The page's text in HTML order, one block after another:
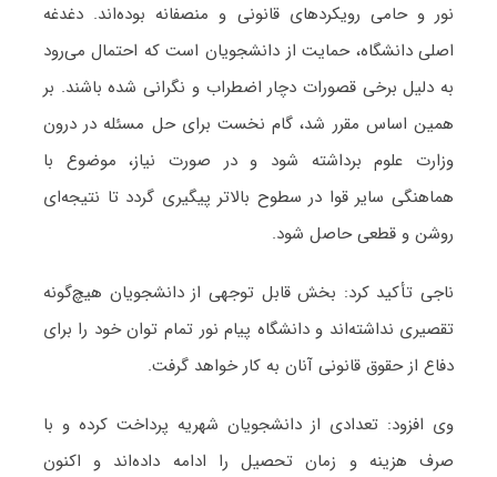
نور و حامی رویکردهای قانونی و منصفانه بوده‌اند. دغدغه
اصلی دانشگاه، حمایت از دانشجویان است که احتمال می‌رود
به دلیل برخی قصورات دچار اضطراب و نگرانی شده باشند. بر
همین اساس مقرر شد، گام نخست برای حل مسئله در درون
وزارت علوم برداشته شود و در صورت نیاز، موضوع با
هماهنگی سایر قوا در سطوح بالاتر پیگیری گردد تا نتیجه‌ای
روشن و قطعی حاصل شود.
ناجی تأکید کرد: بخش قابل توجهی از دانشجویان هیچ‌گونه
تقصیری نداشته‌اند و دانشگاه پیام نور تمام توان خود را برای
دفاع از حقوق قانونی آنان به کار خواهد گرفت.
وی افزود: تعدادی از دانشجویان شهریه پرداخت کرده و با
صرف هزینه و زمان تحصیل را ادامه داده‌اند و اکنون